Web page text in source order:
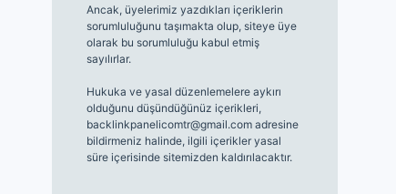
Ancak, üyelerimiz yazdıkları içeriklerin
sorumluluğunu taşımakta olup, siteye üye
olarak bu sorumluluğu kabul etmiş
sayılırlar.
Hukuka ve yasal düzenlemelere aykırı
olduğunu düşündüğünüz içerikleri,
backlinkpanelicomtr@gmail.comadresine
bildirmeniz halinde, ilgili içerikler yasal
süre içerisinde sitemizden kaldırılacaktır.